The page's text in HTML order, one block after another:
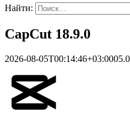
Найти:
CapCut 18.9.0
2026-08-05T00:14:46+03:00